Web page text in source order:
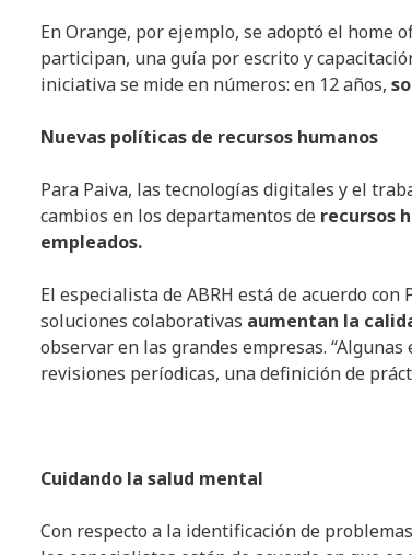
En Orange, por ejemplo, se adoptó el home
participan, una guía por escrito y
iniciativa se mide en números: en 12 años,
Nuevas políticas de recursos humanos
Para Paiva, las tecnologías digitales y el
cambios en los departamentos de recursos
empleados.
El especialista de ABRH está de acuerdo
soluciones colaborativas aumentan la
observar en las grandes empresas.
revisiones períodicas, una definición de
Cuidando la salud mental
Con respecto a la identificación de